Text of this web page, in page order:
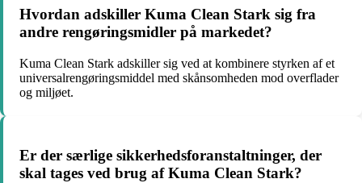
Hvordan adskiller Kuma Clean Stark sig fra
andre rengøringsmidler på markedet?
Kuma Clean Stark adskiller sig ved at kombinere styrken af et
universalrengøringsmiddel med skånsomheden mod overflader
og miljøet.
Er der særlige sikkerhedsforanstaltninger, der
skal tages ved brug af Kuma Clean Stark?